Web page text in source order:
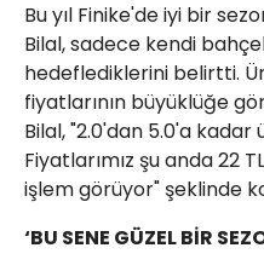
Bu yıl Finike'de iyi bir
Bilal, sadece kendi
hedeflediklerini belirtti.
fiyatlarının büyüklüğe
Bilal, "2.0'dan 5.0'a kadar
Fiyatlarımız şu anda 22
işlem görüyor" şeklinde
‘BU SENE GÜZEL BİR